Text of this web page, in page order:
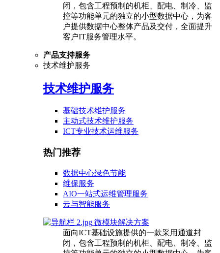
闭，包含工程预制的机柜、配电、制冷、监
控等功能单元的独立的小型数据中心，为客
户提供数据中心整体产品及交付，全面提升
客户IT服务管理水平。
产品支持服务
技术维护服务
技术维护服务
基础技术维护服务
主动式技术维护服务
ICT专业技术运维服务
热门推荐
数据中心绿色节能
维保服务
AIO一站式运维管理服务
云与智能服务
微模块解决方案
面向ICT基础设施提供的一款采用通道封
闭，包含工程预制的机柜、配电、制冷、监